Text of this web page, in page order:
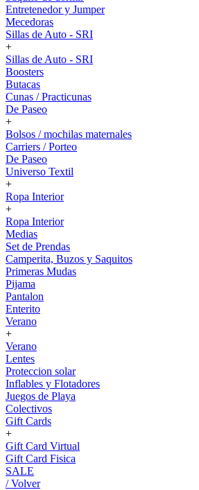
Entretenedor y Jumper
Mecedoras
Sillas de Auto - SRI
+
Sillas de Auto - SRI
Boosters
Butacas
Cunas / Practicunas
De Paseo
+
Bolsos / mochilas maternales
Carriers / Porteo
De Paseo
Universo Textil
+
Ropa Interior
+
Ropa Interior
Medias
Set de Prendas
Camperita, Buzos y Saquitos
Primeras Mudas
Pijama
Pantalon
Enterito
Verano
+
Verano
Lentes
Proteccion solar
Inflables y Flotadores
Juegos de Playa
Colectivos
Gift Cards
+
Gift Card Virtual
Gift Card Fisica
SALE
/ Volver